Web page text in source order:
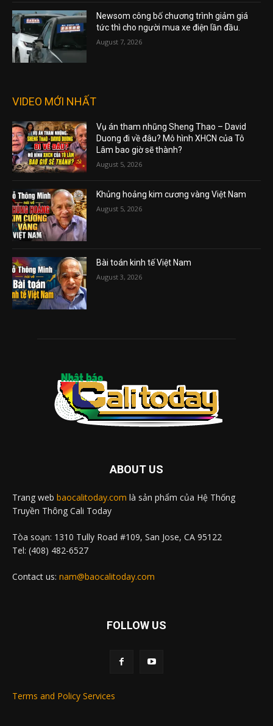
Newsom công bố chương trình giảm giá
tức thì cho người mua xe điện lần đầu.
August 7, 2026
VIDEO MỚI NHẤT
Vụ án tham nhũng Sheng Thao – David
Duong đi về đâu? Mô hình XHCN của Tô
Lâm bao giờ sẽ thành?
August 5, 2026
Khủng hoảng kim cương vàng Việt Nam
August 5, 2026
Bài toán kinh tế Việt Nam
August 3, 2026
ABOUT US
Trang web baocalitoday.com là sản phẩm của Hệ Thống
Truyền Thông Cali Today
Tòa soạn: 1310 Tully Road #109, San Jose, CA 95122
Tel: (408) 482-6527
Contact us: nam@baocalitoday.com
FOLLOW US
Terms and Policy Services